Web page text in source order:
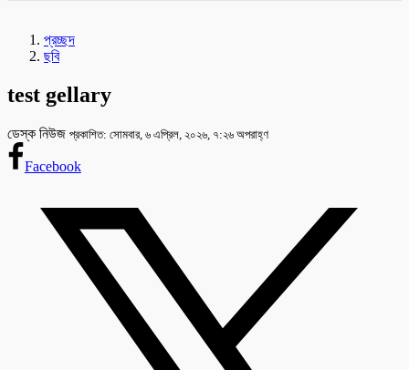
প্রচ্ছদ
ছবি
test gellary
ডেস্ক নিউজ প্রকাশিত: সোমবার, ৬ এপ্রিল, ২০২৬, ৭:২৬ অপরাহ্ণ
Facebook